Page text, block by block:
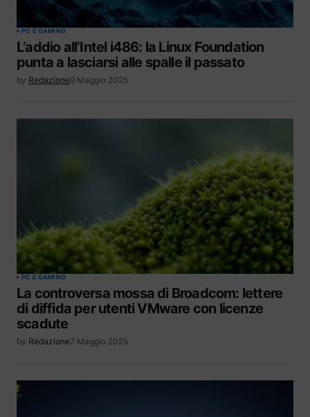
PC E GAMING
L’addio all’Intel i486: la Linux Foundation
punta a lasciarsi alle spalle il passato
by Redazione9 Maggio 2025
PC E GAMING
La controversa mossa di Broadcom: lettere
di diffida per utenti VMware con licenze
scadute
by Redazione7 Maggio 2025